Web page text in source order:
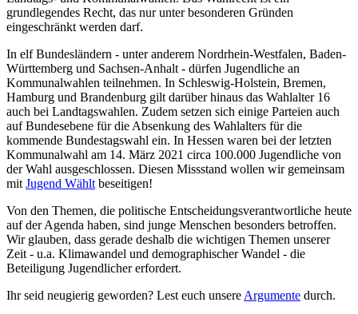
grundlegendes Recht, das nur unter besonderen Gründen
eingeschränkt werden darf.
In elf Bundesländern - unter anderem Nordrhein-Westfalen, Baden-
Württemberg und Sachsen-Anhalt - dürfen Jugendliche an
Kommunalwahlen teilnehmen. In Schleswig-Holstein, Bremen,
Hamburg und Brandenburg gilt darüber hinaus das Wahlalter 16
auch bei Landtagswahlen. Zudem setzen sich einige Parteien auch
auf Bundesebene für die Absenkung des Wahlalters für die
kommende Bundestagswahl ein. In Hessen waren bei der letzten
Kommunalwahl am 14. März 2021 circa 100.000 Jugendliche von
der Wahl ausgeschlossen. Diesen Missstand wollen wir gemeinsam
mit Jugend Wählt beseitigen!
Von den Themen, die politische Entscheidungsverantwortliche heute
auf der Agenda haben, sind junge Menschen besonders betroffen.
Wir glauben, dass gerade deshalb die wichtigen Themen unserer
Zeit - u.a. Klimawandel und demographischer Wandel - die
Beteiligung Jugendlicher erfordert.
Ihr seid neugierig geworden? Lest euch unsere Argumente durch.